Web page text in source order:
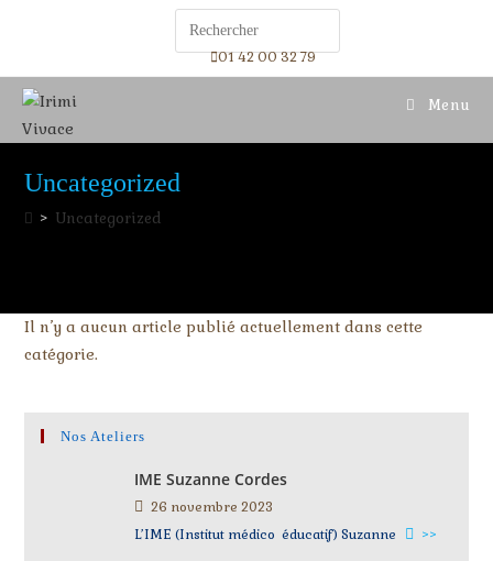
01 42 00 32 79
Menu
Uncategorized
> Uncategorized
Il n’y a aucun article publié actuellement dans cette
catégorie.
Nos Ateliers
IME Suzanne Cordes
26 novembre 2023
L’IME (Institut médico éducatif) Suzanne
>>